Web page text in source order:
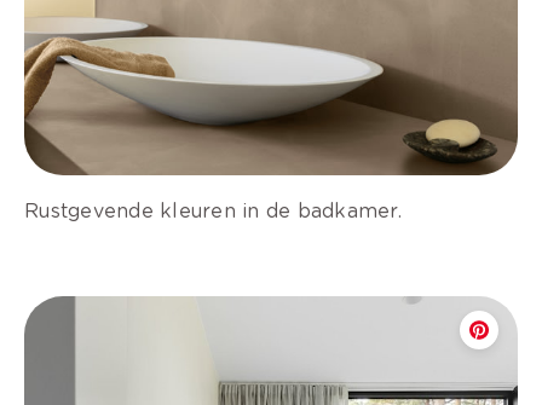
Rustgevende kleuren in de badkamer.